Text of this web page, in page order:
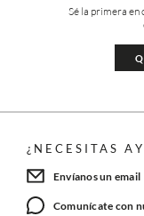
Sé la primera en
¿NECESITAS
Envíanos un email
Comunícate con